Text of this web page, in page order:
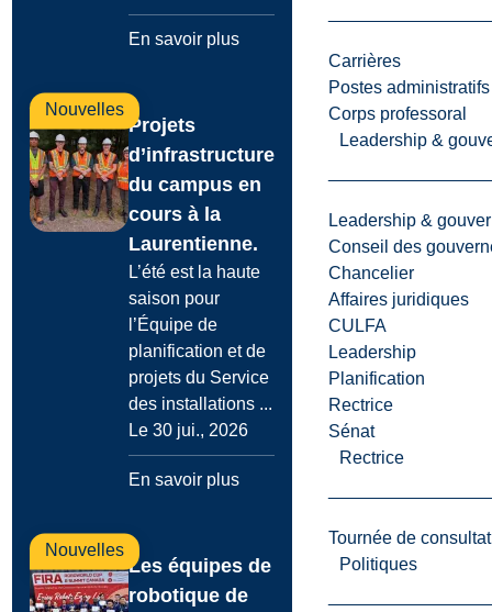
Carrières
Postes
Corps professoral
Leadership &
Leadership &
Conseil des
Chancelier
Affaires juridiques
CULFA
Leadership
Planification
Rectrice
Sénat
Rectrice
Tournée de
Politiques
En savoir plus
Nouvelles
Projets
d’infrastructure
du campus en
cours à la
Laurentienne.
L’été est la haute
saison pour
l’Équipe de
planification et de
projets du Service
des installations ...
Le 30 jui., 2026
En savoir plus
Nouvelles
Les équipes de
robotique de